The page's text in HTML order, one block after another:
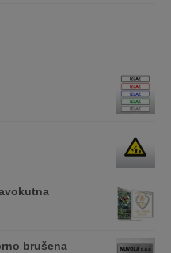
brušena